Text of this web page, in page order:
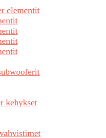
elementit
kehykset